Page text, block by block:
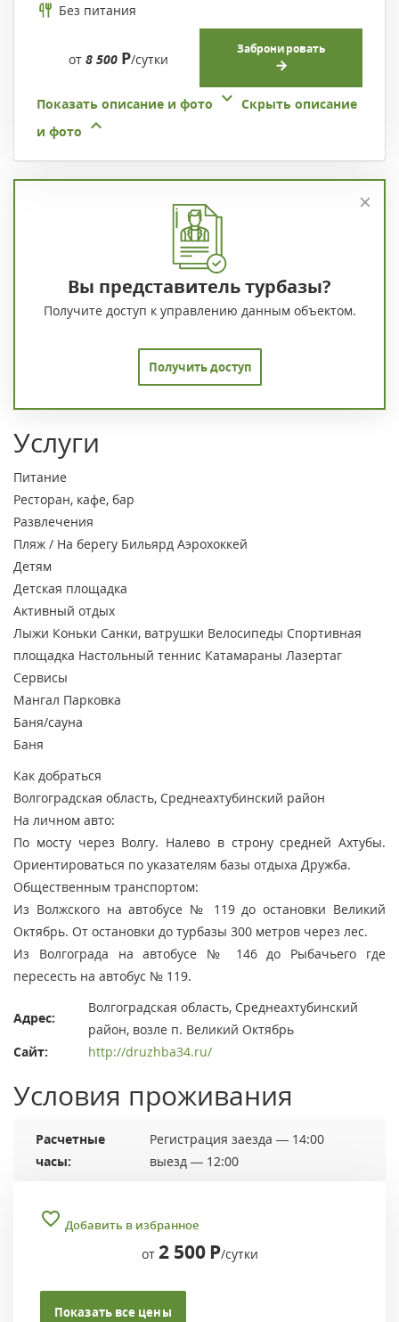
Без питания
от 8 500 Р/сутки
Забронировать
Показать описание и фото
Скрыть описание
и фото
Вы представитель турбазы?
Получите доступ к управлению данным объектом.
Получить доступ
Услуги
Питание
Ресторан, кафе, бар
Развлечения
Пляж / На берегу Бильярд Аэрохоккей
Детям
Детская площадка
Активный отдых
Лыжи Коньки Санки, ватрушки Велосипеды Спортивная
площадка Настольный теннис Катамараны Лазертаг
Сервисы
Мангал Парковка
Баня/сауна
Баня
Как добраться
Волгоградская область, Среднеахтубинский район
На личном авто:
По мосту через Волгу. Налево в строну средней Ахтубы.
Ориентироваться по указателям базы отдыха Дружба.
Общественным транспортом:
Из Волжского на автобусе № 119 до остановки Великий
Октябрь. От остановки до турбазы 300 метров через лес.
Из Волгограда на автобусе № 146 до Рыбачьего где
пересесть на автобус № 119.
Адрес:
Волгоградская область, Среднеахтубинский
район, возле п. Великий Октябрь
Сайт:
http://druzhba34.ru/
Условия проживания
Расчетные
часы:
Регистрация заезда — 14:00
выезд — 12:00
Добавить в избранное
от 2 500 Р/сутки
Показать все цены